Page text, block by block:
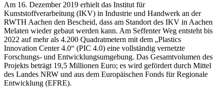
Am 16. Dezember 2019 erhielt das Institut für
Kunststoffverarbeitung (IKV) in Industrie und Handwerk an der
RWTH Aachen den Bescheid, dass am Standort des IKV in Aachen
Melaten wieder gebaut werden kann. Am Seffenter Weg entsteht bis
2022 auf mehr als 4.200 Quadratmetern mit dem „Plastics
Innovation Center 4.0“ (PIC 4.0) eine vollständig vernetzte
Forschungs- und Entwicklungsumgebung. Das Gesamtvolumen des
Projekts beträgt 19,5 Millionen Euro; es wird gefördert durch Mittel
des Landes NRW und aus dem Europäischen Fonds für Regionale
Entwicklung (EFRE).